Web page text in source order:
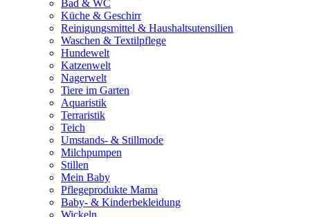
Bad & WC
Küche & Geschirr
Reinigungsmittel & Haushaltsutensilien
Waschen & Textilpflege
Hundewelt
Katzenwelt
Nagerwelt
Tiere im Garten
Aquaristik
Terraristik
Teich
Umstands- & Stillmode
Milchpumpen
Stillen
Mein Baby
Pflegeprodukte Mama
Baby- & Kinderbekleidung
Wickeln